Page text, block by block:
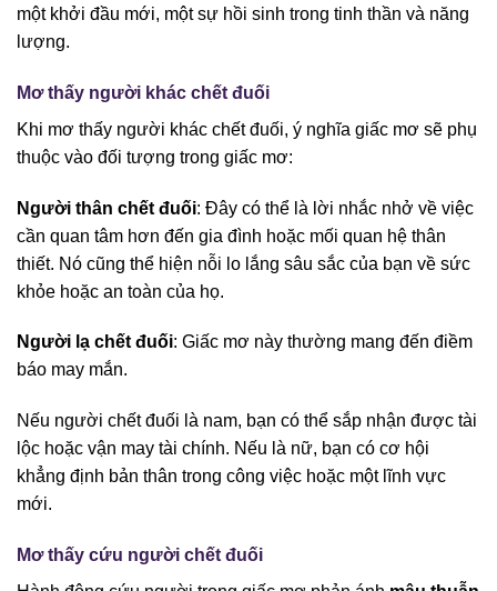
một khởi đầu mới, một sự hồi sinh trong tinh thần và năng
lượng.
Mơ thấy người khác chết đuối
Khi mơ thấy người khác chết đuối, ý nghĩa giấc mơ sẽ phụ
thuộc vào đối tượng trong giấc mơ:
Người thân chết đuối: Đây có thể là lời nhắc nhở về việc
cần quan tâm hơn đến gia đình hoặc mối quan hệ thân
thiết. Nó cũng thể hiện nỗi lo lắng sâu sắc của bạn về sức
khỏe hoặc an toàn của họ.
Người lạ chết đuối: Giấc mơ này thường mang đến điềm
báo may mắn.
Nếu người chết đuối là nam, bạn có thể sắp nhận được tài
lộc hoặc vận may tài chính. Nếu là nữ, bạn có cơ hội
khẳng định bản thân trong công việc hoặc một lĩnh vực
mới.
Mơ thấy cứu người chết đuối